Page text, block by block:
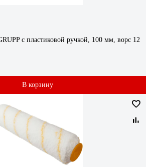
с пластиковой ручкой, 100 мм, ворс 12
В корзину